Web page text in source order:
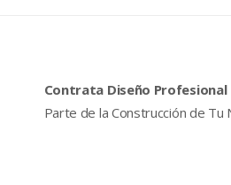
Contrata Diseño Profesional
Parte de la Construcción de Tu